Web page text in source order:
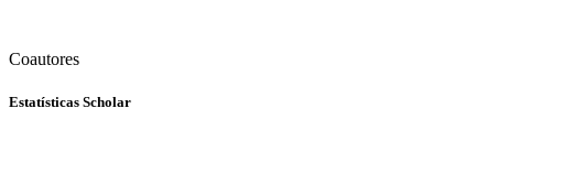
Coautores
Estatísticas Scholar